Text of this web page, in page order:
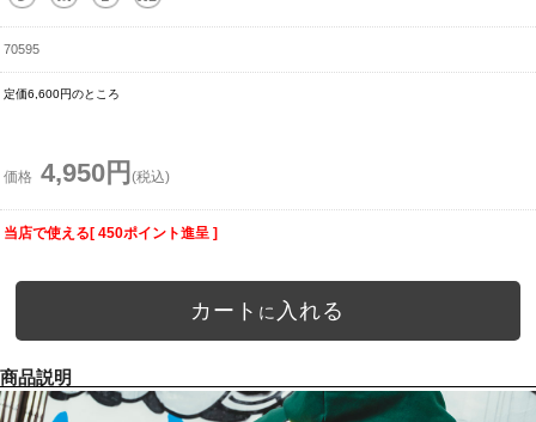
70595
定価6,600円のところ
価格 4,950円 (税込)
当店で使える[ 450ポイント進呈 ]
カート に 入れる
商品説明